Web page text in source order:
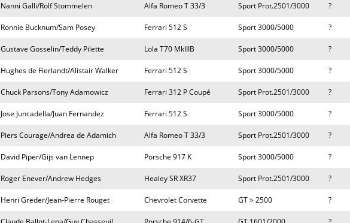
Nanni Galli/Rolf Stommelen Alfa Romeo T 33/3 Sport Prot.2501/3000 ?
Ronnie Bucknum/Sam Posey Ferrari 512 S Sport 3000/5000 ?
Gustave Gosselin/Teddy Pilette Lola T70 MkIIIB Sport 3000/5000 ?
Hughes de Fierlandt/Alistair Walker Ferrari 512 S Sport 3000/5000 ?
Chuck Parsons/Tony Adamowicz Ferrari 312 P Coupé Sport Prot.2501/3000 ?
Jose Juncadella/Juan Fernandez Ferrari 512 S Sport 3000/5000 ?
Piers Courage/Andrea de Adamich Alfa Romeo T 33/3 Sport Prot.2501/3000 ?
David Piper/Gijs van Lennep Porsche 917 K Sport 3000/5000 ?
Roger Enever/Andrew Hedges Healey SR XR37 Sport Prot.2501/3000 ?
Henri Greder/Jean-Pierre Rouget Chevrolet Corvette GT > 2500 ?